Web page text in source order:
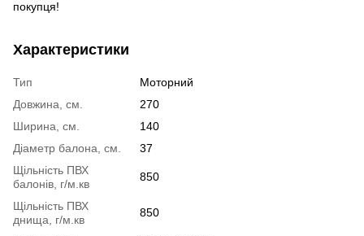
покупця!
Характеристики
Тип
Моторний
Довжина, см.
270
Ширина, см.
140
Діаметр балона, см.
37
Щільність ПВХ
балонів, г/м.кв
850
Щільність ПВХ
днища, г/м.кв
850